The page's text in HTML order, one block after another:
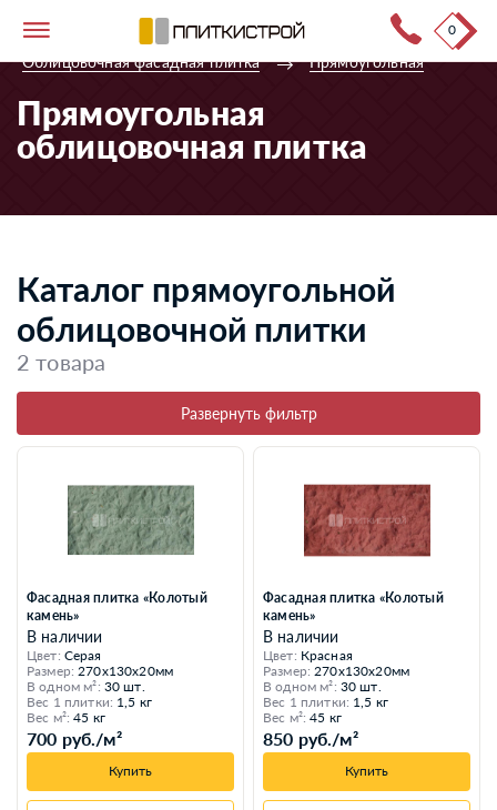
0
Тротуарная плитка → Каталог продукции
Облицовочная фасадная плитка → Прямоугольная
Прямоугольная
облицовочная плитка
Каталог прямоугольной
облицовочной плитки
2 товара
Развернуть фильтр
Фасадная плитка «Колотый
камень»
В наличии
Цвет: Серая
Размер: 270x130x20мм
В одном м²: 30 шт.
Вес 1 плитки: 1,5 кг
Вес м²: 45 кг
700 руб./м²
Купить
Фасадная плитка «Колотый
камень»
В наличии
Цвет: Красная
Размер: 270x130x20мм
В одном м²: 30 шт.
Вес 1 плитки: 1,5 кг
Вес м²: 45 кг
850 руб./м²
Купить